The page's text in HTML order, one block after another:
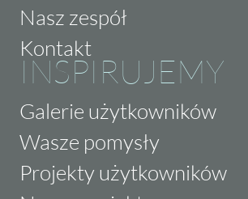
Nasz zespół
Kontakt
INSPIRUJEMY
Galerie użytkowników
Wasze pomysły
Projekty użytkowników